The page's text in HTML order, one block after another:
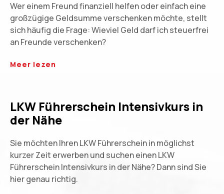
Wer einem Freund finanziell helfen oder einfach eine
großzügige Geldsumme verschenken möchte, stellt
sich häufig die Frage: Wieviel Geld darf ich steuerfrei
an Freunde verschenken?
Meer lezen
LKW Führerschein Intensivkurs in
der Nähe
Sie möchten Ihren LKW Führerschein in möglichst
kurzer Zeit erwerben und suchen einen LKW
Führerschein Intensivkurs in der Nähe? Dann sind Sie
hier genau richtig.